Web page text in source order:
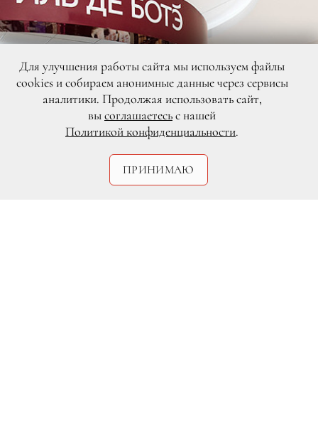
Для улучшения работы сайта мы используем файлы
cookies и собираем анонимные данные через сервисы
аналитики. Продолжая использовать сайт,
высоглашаетесьс нашей
Политикой конфиденциальности.
ПРИНИМАЮ